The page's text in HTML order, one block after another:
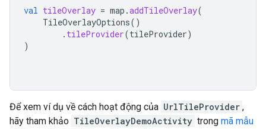
val tileOverlay = map .addTileOverlay(
TileOverlayOptions()
. tileProvider(tileProvider)
)
Để xem ví dụ về cách hoạt động của UrlTileProvider ,
hãy tham khảo TileOverlayDemoActivity trong mã mẫu